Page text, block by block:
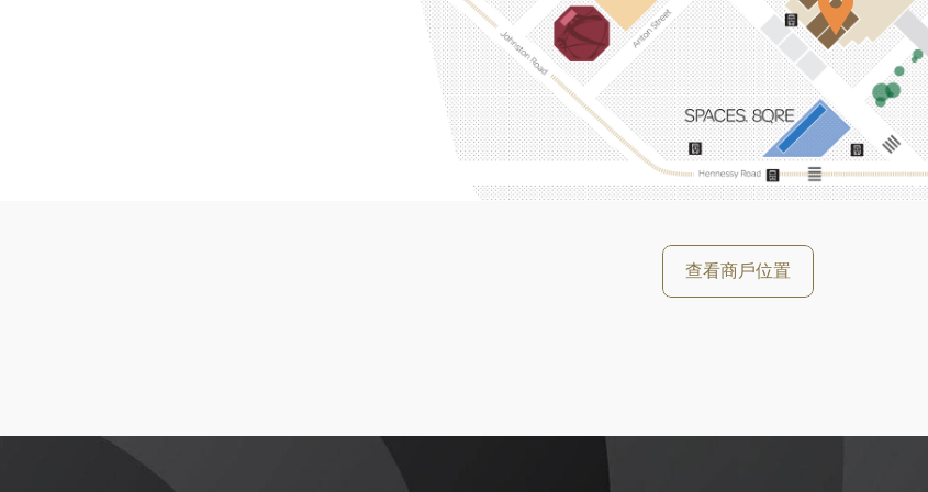
查看商戶位置
好